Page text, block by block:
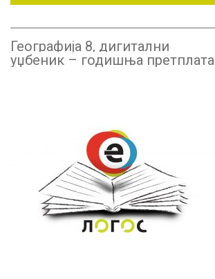
Географија 8, дигитални
уџбеник – годишња претплата